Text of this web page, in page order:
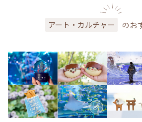
アート・カルチャー のお